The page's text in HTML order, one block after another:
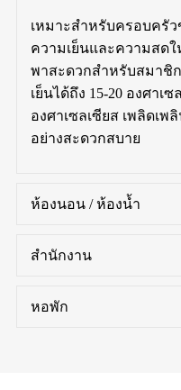
เหมาะสำหรับครอบครั
ความเย็นและความสด
พาสะดวกสำหรับสมาชิ
เย็นได้ถึง 15-20 องศา
องศาเซลเซียส เพลิดเ
อย่างสะดวกสบาย
ห้องนอน / ห้องน้ำ
สำนักงาน
หอพัก